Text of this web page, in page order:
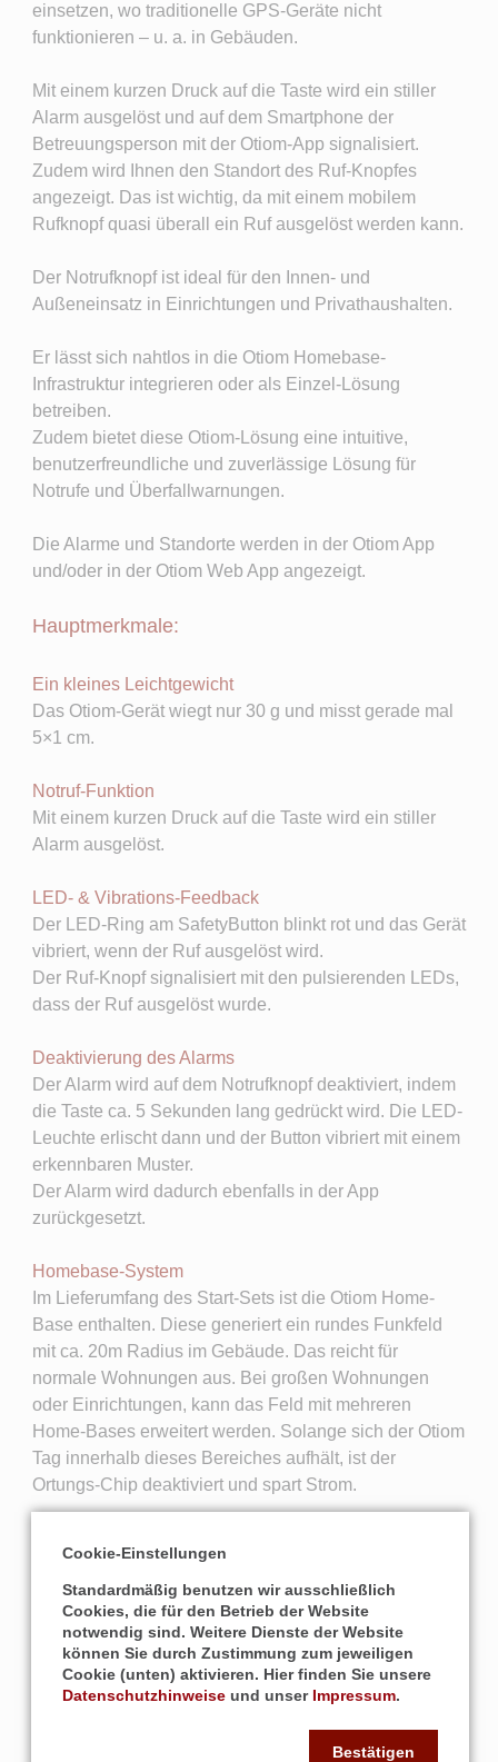
einsetzen, wo traditionelle GPS-Geräte nicht
funktionieren ‒ u. a. in Gebäuden.
Mit einem kurzen Druck auf die Taste wird ein stiller
Alarm ausgelöst und auf dem Smartphone der
Betreuungsperson mit der Otiom-App signalisiert.
Zudem wird Ihnen den Standort des Ruf-Knopfes
angezeigt. Das ist wichtig, da mit einem mobilem
Rufknopf quasi überall ein Ruf ausgelöst werden kann.
Der Notrufknopf ist ideal für den Innen- und
Außeneinsatz in Einrichtungen und Privathaushalten.
Er lässt sich nahtlos in die Otiom Homebase-
Infrastruktur integrieren oder als Einzel-Lösung
betreiben.
Zudem bietet diese Otiom-Lösung eine intuitive,
benutzerfreundliche und zuverlässige Lösung für
Notrufe und Überfallwarnungen.
Die Alarme und Standorte werden in der Otiom App
und/oder in der Otiom Web App angezeigt.
Hauptmerkmale:
Ein kleines Leichtgewicht
Das Otiom-Gerät wiegt nur 30 g und misst gerade mal
5×1 cm.
Notruf-Funktion
Mit einem kurzen Druck auf die Taste wird ein stiller
Alarm ausgelöst.
LED- & Vibrations-Feedback
Der LED-Ring am SafetyButton blinkt rot und das Gerät
vibriert, wenn der Ruf ausgelöst wird.
Der Ruf-Knopf signalisiert mit den pulsierenden LEDs,
dass der Ruf ausgelöst wurde.
Deaktivierung des Alarms
Der Alarm wird auf dem Notrufknopf deaktiviert, indem
die Taste ca. 5 Sekunden lang gedrückt wird. Die LED-
Leuchte erlischt dann und der Button vibriert mit einem
erkennbaren Muster.
Der Alarm wird dadurch ebenfalls in der App
zurückgesetzt.
Homebase-System
Im Lieferumfang des Start-Sets ist die Otiom Home-
Base enthalten. Diese generiert ein rundes Funkfeld
mit ca. 20m Radius im Gebäude. Das reicht für
normale Wohnungen aus. Bei großen Wohnungen
oder Einrichtungen, kann das Feld mit mehreren
Home-Bases erweitert werden. Solange sich der Otiom
Tag innerhalb dieses Bereiches aufhält, ist der
Ortungs-Chip deaktiviert und spart Strom.
Der Akku des Otiom-Notruf Knopfes hält bis zu 7 Tage
und ist in nur 2 Stunden wieder aufgeladen. In der
Wohnung, wenn Kontakt zur Basisstation besteht,
befindet sich das Gerät im Stromsparmodus, und der
Stromverbrauch steigt erst, wenn es die Wohnung
verlässt. Außerhalb der Home-Base beträgt die
Cookie-Einstellungen
Standardmäßig benutzen wir ausschließlich
Cookies, die für den Betrieb der Website
notwendig sind. Weitere Dienste der Website
können Sie durch Zustimmung zum jeweiligen
Cookie (unten) aktivieren. Hier finden Sie unsere
Datenschutzhinweise und unser Impressum.
Bestätigen